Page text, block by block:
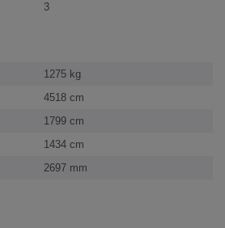
3
1275 kg
4518 cm
1799 cm
1434 cm
2697 mm